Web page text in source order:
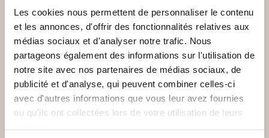
Les cookies nous permettent de personnaliser le contenu
et les annonces, d'offrir des fonctionnalités relatives aux
médias sociaux et d'analyser notre trafic. Nous
partageons également des informations sur l'utilisation de
notre site avec nos partenaires de médias sociaux, de
publicité et d'analyse, qui peuvent combiner celles-ci
avec d'autres informations que vous leur avez fournies
ou qu'ils ont collectées lors de votre utilisation de leurs